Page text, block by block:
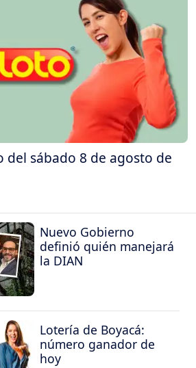
del sábado 8 de agosto de
Nuevo Gobierno
definió quién manejará
la DIAN
Lotería de Boyacá:
número ganador de
hoy